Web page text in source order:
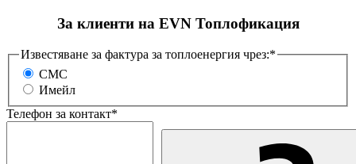
За клиенти на EVN Топлофикация
Известяване за фактура за топлоенергия чрез:*
СМС
Имейл
Телефон за контакт*